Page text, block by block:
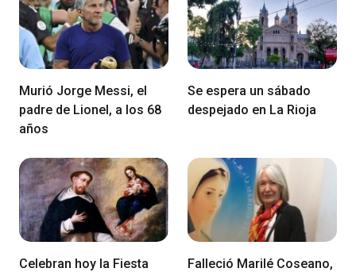
Murió Jorge Messi, el
padre de Lionel, a los 68
años
Se espera un sábado
despejado en La Rioja
Celebran hoy la Fiesta
Falleció Marilé Coseano,